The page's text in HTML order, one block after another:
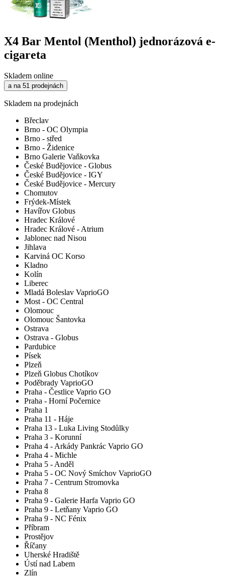
X4 Bar Mentol (Menthol) jednorázová e-
cigareta
Skladem online
a na 51 prodejnách
Skladem na prodejnách
Břeclav
Brno - OC Olympia
Brno - střed
Brno - Židenice
Brno Galerie Vaňkovka
České Budějovice - Globus
České Budějovice - IGY
České Budějovice - Mercury
Chomutov
Frýdek-Místek
Havířov Globus
Hradec Králové
Hradec Králové - Atrium
Jablonec nad Nisou
Jihlava
Karviná OC Korso
Kladno
Kolín
Liberec
Mladá Boleslav VaprioGO
Most - OC Central
Olomouc
Olomouc Šantovka
Ostrava
Ostrava - Globus
Pardubice
Písek
Plzeň
Plzeň Globus Chotíkov
Poděbrady VaprioGO
Praha - Čestlice Vaprio GO
Praha - Horní Počernice
Praha 1
Praha 11 - Háje
Praha 13 - Luka Living Stodůlky
Praha 3 - Korunní
Praha 4 - Arkády Pankrác Vaprio GO
Praha 4 - Michle
Praha 5 - Anděl
Praha 5 - OC Nový Smíchov VaprioGO
Praha 7 - Centrum Stromovka
Praha 8
Praha 9 - Galerie Harfa Vaprio GO
Praha 9 - Letňany Vaprio GO
Praha 9 - NC Fénix
Příbram
Prostějov
Říčany
Uherské Hradiště
Ústí nad Labem
Zlín